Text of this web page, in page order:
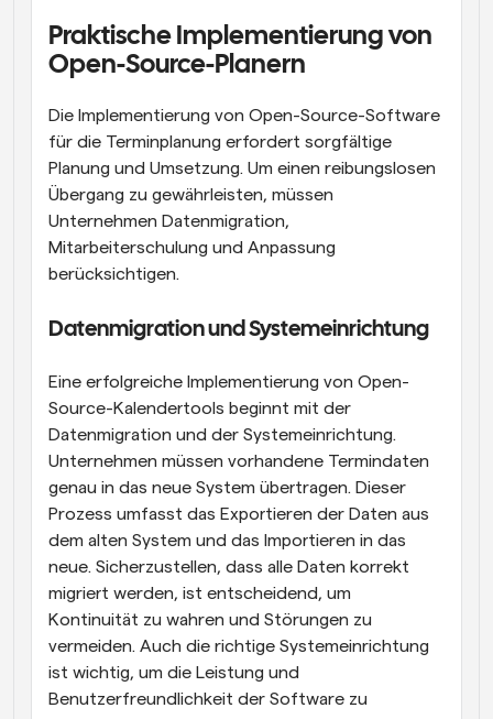
Praktische Implementierung von
Open-Source-Planern
Die Implementierung von Open-Source-Software
für die Terminplanung erfordert sorgfältige
Planung und Umsetzung. Um einen reibungslosen
Übergang zu gewährleisten, müssen
Unternehmen Datenmigration,
Mitarbeiterschulung und Anpassung
berücksichtigen.
Datenmigration und Systemeinrichtung
Eine erfolgreiche Implementierung von Open-
Source-Kalendertools beginnt mit der
Datenmigration und der Systemeinrichtung.
Unternehmen müssen vorhandene Termindaten
genau in das neue System übertragen. Dieser
Prozess umfasst das Exportieren der Daten aus
dem alten System und das Importieren in das
neue. Sicherzustellen, dass alle Daten korrekt
migriert werden, ist entscheidend, um
Kontinuität zu wahren und Störungen zu
vermeiden. Auch die richtige Systemeinrichtung
ist wichtig, um die Leistung und
Benutzerfreundlichkeit der Software zu